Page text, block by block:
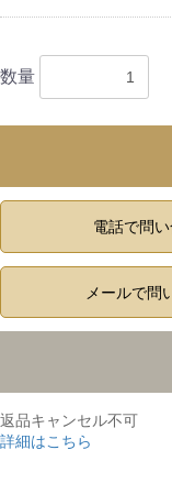
数量
電話で問
メールで問
返品キャンセル不可
詳細はこちら